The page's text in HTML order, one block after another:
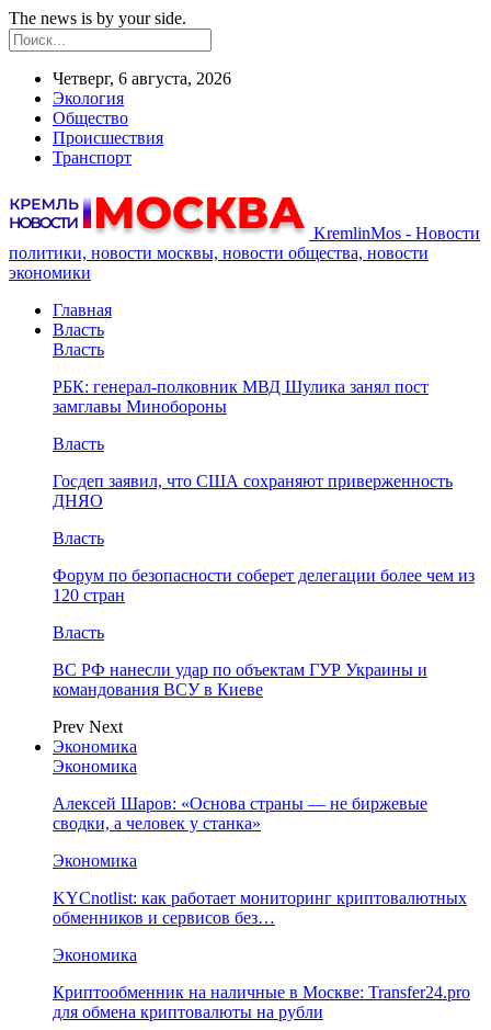
The news is by your side.
Четверг, 6 августа, 2026
Экология
Общество
Происшествия
Транспорт
KremlinMos - Новости
политики, новости москвы, новости общества, новости
экономики
Главная
Власть
Власть
РБК: генерал-полковник МВД Шулика занял пост
замглавы Минобороны
Власть
Госдеп заявил, что США сохраняют приверженность
ДНЯО
Власть
Форум по безопасности соберет делегации более чем из
120 стран
Власть
ВС РФ нанесли удар по объектам ГУР Украины и
командования ВСУ в Киеве
Prev Next
Экономика
Экономика
Алексей Шаров: «Основа страны — не биржевые
сводки, а человек у станка»
Экономика
KYCnotlist: как работает мониторинг криптовалютных
обменников и сервисов без…
Экономика
Криптообменник на наличные в Москве: Transfer24.pro
для обмена криптовалюты на рубли